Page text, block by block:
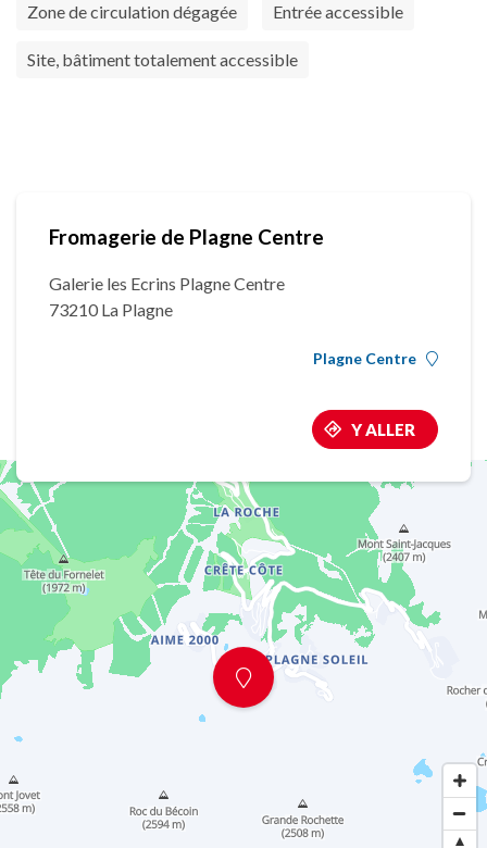
Zone de circulation dégagée Entrée accessible
Site, bâtiment totalement accessible
Fromagerie de Plagne Centre
Galerie les Ecrins Plagne Centre
73210 La Plagne
Plagne Centre
Y ALLER